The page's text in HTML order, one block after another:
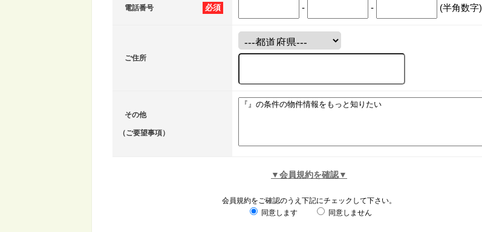
必須
電話番号 - - (半角数字)
ご住所
その他
（ご要望事項）
▼会員規約を確認▼
会員規約をご確認のうえ下記にチェックして下さい。
同意します
同意しません